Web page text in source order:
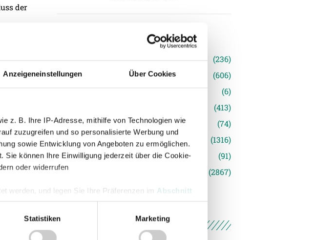
Anzeigeneinstellungen Über Cookies
z. B. Ihre IP-Adresse, mithilfe von Technologien wie
zuzugreifen und so personalisierte Werbung und
sowie Entwicklung von Angeboten zu ermöglichen.
können Ihre Einwilligung jederzeit über die Cookie-
oder widerrufen
werden, und legen Sie Ihre Präferenzen im Abschnitt
Funktionen für soziale Medien anbieten zu können
wir Informationen zu Ihrer Verwendung unserer
Statistiken Marketing
der
Akademie
(236)
Allgemeine News
(606)
Damen
(6)
(413)
Nachwuchs
(74)
Profis
(1316)
Ticketing
(91)
Unkategorisiert
(2867)